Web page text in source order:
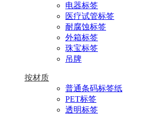
电器标签
医疗试管标签
耐腐蚀标签
外箱标签
珠宝标签
吊牌
按材质
普通条码标签纸
PET标签
透明标签